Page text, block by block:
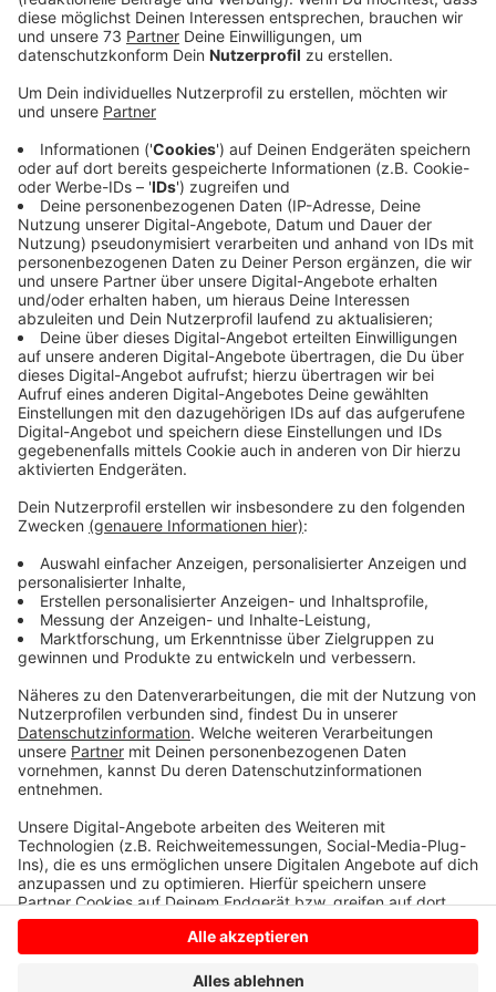
Anzeige
Im Dezember gab es bereits einen ähnlichen
Fall
Anzeige
Kanister, Müllsäcke, und Plastikboxen in Gitterkörben.
Es sah wild aus an dem Wirtschaftsweg zwischen der
Alstätter Straße und dem Amtsvennweg und es ist
nicht das erste Mal, dass sowas hier bei uns passiert.
Vielleicht mögen die Täter die Ruhe hier bei uns. Das
Risiko erwischt zu werden ist da nicht ganz so hoch.
Und doch hat ein Zeuge den LKW aus den
Niederlanden gesehen. Weitere Zeugen dürfen sich
aber auch jetzt noch gern melden. Was für
Flüssigkeiten der Fahrer abgeladen hat, müssen
Experten jetzt noch untersuchen.
Einige erinnern sich bestimmt noch an einen anderen
Fall dieser Art. Im Dezember waren zwischen Oeding
und Vreden an einer Böschung im Bereich der B70
Abfälle aus einem Drogenlabor entsorgt worden.
Anzeige
Anzeige